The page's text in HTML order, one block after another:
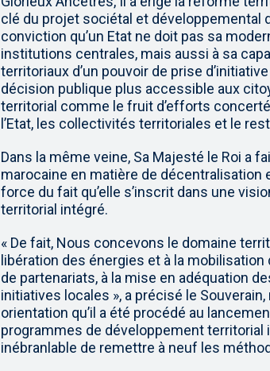
clé du projet sociétal et développemental
conviction qu’un Etat ne doit pas sa
institutions centrales, mais aussi à sa
territoriaux d’un pouvoir de prise
décision publique plus accessible aux
territorial comme le fruit d’efforts
l’Etat, les collectivités territoriales et le
Dans la même veine, Sa Majesté le Roi a
marocaine en matière de décentralisation
force du fait qu’elle s’inscrit dans une
territorial intégré.
« De fait, Nous concevons le domaine
libération des énergies et à la
de partenariats, à la mise en adéquation
initiatives locales », a précisé le
orientation qu’il a été procédé au
programmes de développement territorial
inébranlable de remettre à neuf les